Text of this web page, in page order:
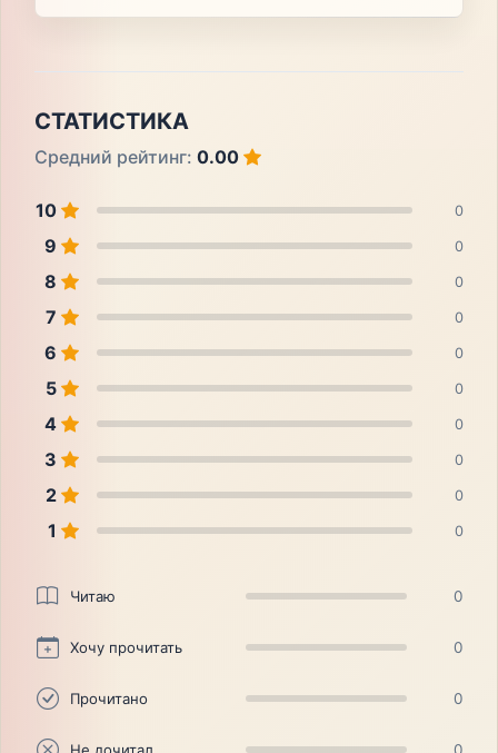
СТАТИСТИКА
Средний рейтинг: 0.00
10 0
9 0
8 0
7 0
6 0
5 0
4 0
3 0
2 0
1 0
Читаю 0
Хочу прочитать 0
Прочитано 0
Не дочитал